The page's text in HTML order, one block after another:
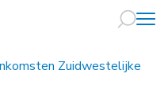
Naar
Zuidwestelijke